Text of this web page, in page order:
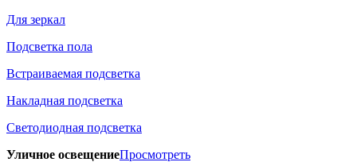
Для зеркал
Подсветка пола
Встраиваемая подсветка
Накладная подсветка
Светодиодная подсветка
Уличное освещениеПросмотреть